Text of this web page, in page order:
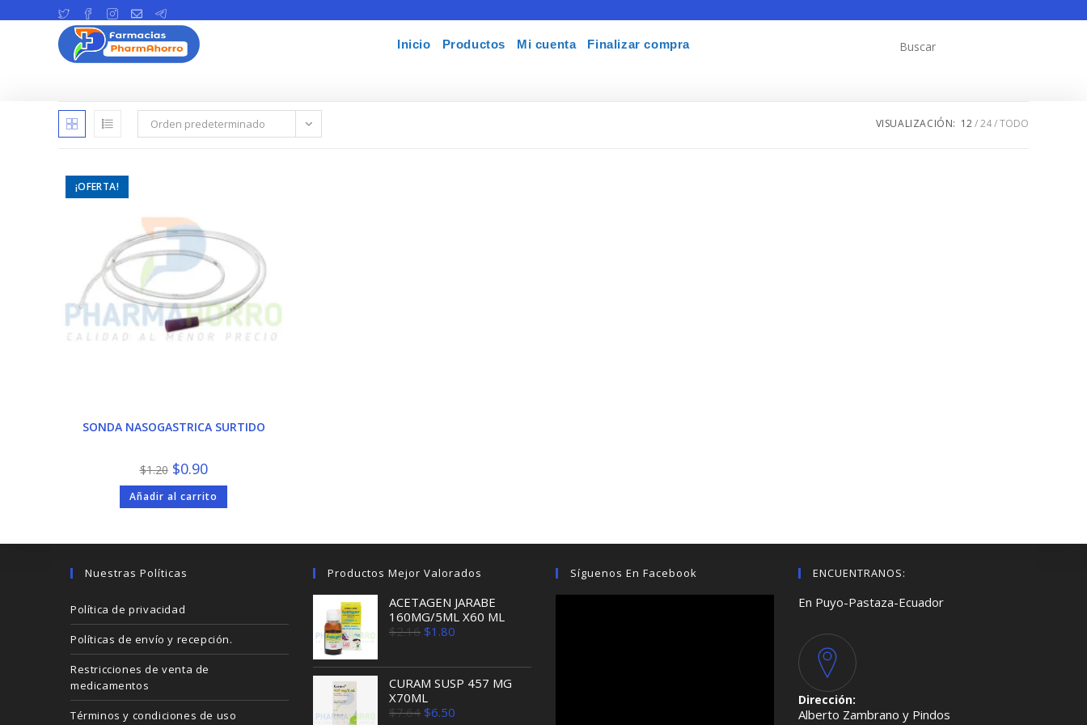
al
Inicio Productos Mi cuenta Finalizar compra
Orden predeterminado VISUALIZACIÓN: 12 24 TODO
¡OFERTA!
SONDA NASOGASTRICA SURTIDO
$1.20 El
precio
original
era:
$1.20.
$0.90El
precio
actual
es:
$0.90.
Añadir al carrito
Nuestras Políticas
Política de privacidad
Políticas de envío y recepción.
Restricciones de venta de
medicamentos
Términos y condiciones de uso
Productos Mejor Valorados
ACETAGEN JARABE
160MG/5ML X60 ML
$2.16 El
precio
era:
$2.16.
$1.80
es:
$1.80.
CURAM SUSP 457 MG
X70ML
$7.64 El
$6.50
Síguenos En Facebook ENCUENTRANOS:
En Puyo-Pastaza-Ecuador
Dirección:
Alberto Zambrano y Pindos